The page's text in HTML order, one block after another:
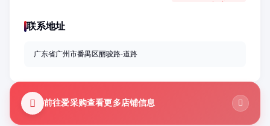
联系地址
广东省广州市番禺区丽骏路-道路
前往爱采购查看更多店铺信息